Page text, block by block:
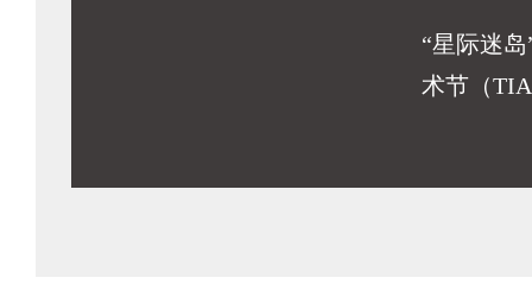
“星际迷
术节（